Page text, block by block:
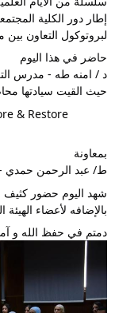
لبروتوكول التعاون
حاضر في هذا اليوم
د / امنه طه - مدرس
حيث القيت سيادتها
& Restore
بمعاونة
ط/ عبد الرحمن حمدي -
بالإضافه لأعضاء الهيئة
دمتم في حفظ الله و